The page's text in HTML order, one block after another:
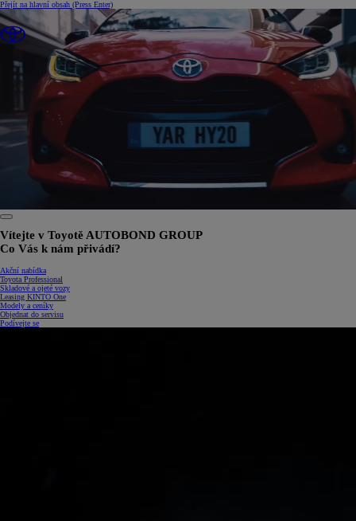
Přejít na hlavní obsah (Press Enter)
0:25 / 1:34
Vítejte v Toyotě AUTOBOND GROUP
Co Vás k nám přivádí?
Akční nabídka
Toyota Professional
Skladové a ojeté vozy
Leasing KINTO One
Modely a ceníky
Objednat do servisu
Podívejte se